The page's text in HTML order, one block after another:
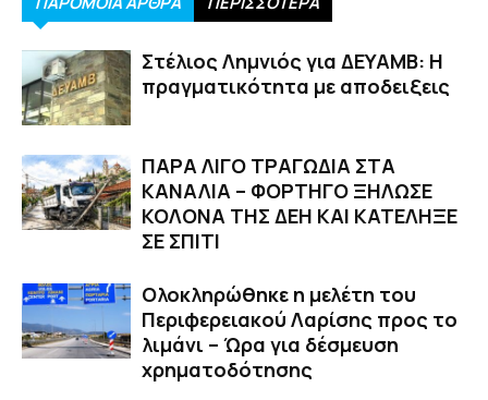
Στέλιος Λημνιός για ΔΕΥΑΜΒ: Η
πραγματικότητα με αποδειξεις
ΠΑΡΑ ΛΙΓΟ ΤΡΑΓΩΔΙΑ ΣΤΑ
ΚΑΝΑΛΙΑ – ΦΟΡΤΗΓΟ ΞΗΛΩΣΕ
ΚΟΛΟΝΑ ΤΗΣ ΔΕΗ ΚΑΙ ΚΑΤΕΛΗΞΕ
ΣΕ ΣΠΙΤΙ
Ολοκληρώθηκε η μελέτη του
Περιφερειακού Λαρίσης προς το
λιμάνι – Ώρα για δέσμευση
χρηματοδότησης